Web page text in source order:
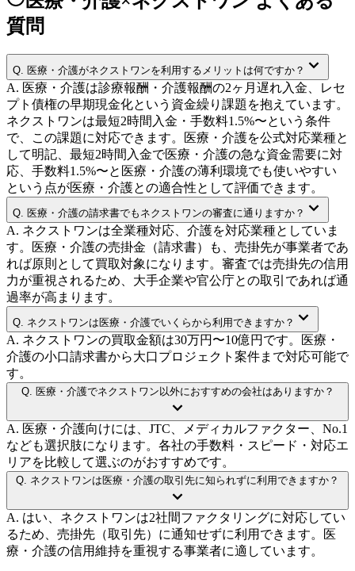
質問
Q. 医療・介護がネクストワンを利用するメリットは何ですか？
A. 医療・介護は診療報酬・介護報酬の2ヶ月遅れ入金、レセ
プト債権の早期現金化という資金繰り課題を抱えています。
ネクストワンは最短2時間入金・手数料1.5%〜という条件
で、この課題に対応できます。医療・介護を公式対応業種と
して明記、最短2時間入金で医療・介護の急な資金需要に対
応、手数料1.5%〜と医療・介護の薄利環境でも使いやすい
という点が医療・介護との適合性として評価できます。
Q. 医療・介護の請求書でもネクストワンの審査に通りますか？
A. ネクストワンは全業種対応、介護を対応業種としていま
す。医療・介護の売掛金（請求書）も、売掛先が事業者であ
れば原則として買取対象になります。審査では売掛先の信用
力が重視されるため、大手企業や官公庁との取引であれば通
過率が高まります。
Q. ネクストワンは医療・介護でいくらから利用できますか？
A. ネクストワンの買取金額は30万円〜10億円です。医療・
介護の小口請求書から大口プロジェクト案件まで対応可能で
す。
Q. 医療・介護でネクストワン以外におすすめの会社はありますか？
A. 医療・介護向けには、JTC、メディカルファクター、No.1
なども選択肢になります。各社の手数料・スピード・対応エ
リアを比較して選ぶのがおすすめです。
Q. ネクストワンは医療・介護の取引先に知られずに利用できますか？
A. はい、ネクストワンは2社間ファクタリングに対応してい
るため、売掛先（取引先）に通知せずに利用できます。医
療・介護の信用維持を重視する事業者に適しています。